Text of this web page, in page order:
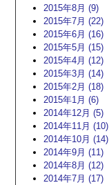
2015年8月 (9)
2015年7月 (22)
2015年6月 (16)
2015年5月 (15)
2015年4月 (12)
2015年3月 (14)
2015年2月 (18)
2015年1月 (6)
2014年12月 (5)
2014年11月 (10)
2014年10月 (14)
2014年9月 (11)
2014年8月 (12)
2014年7月 (17)